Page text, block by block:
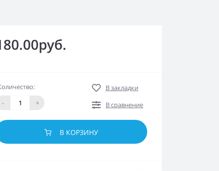
-
+
В закладки
В сравнение
В КОРЗИНУ